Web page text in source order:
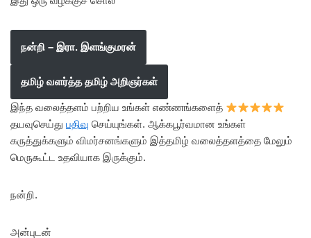
நன்றி – இரா. இளங்குமரன்
தமிழ் வளர்த்த தமிழ் அறிஞர்கள்
இந்த வலைத்தளம் பற்றிய உங்கள் எண்ணங்களைத்
தயவுசெய்து பதிவு செய்யுங்கள். ஆக்கபூர்வமான உங்கள்
கருத்துக்களும் விமர்சனங்களும் இத்தமிழ் வலைத்தளத்தை மேலும்
மெருகூட்ட உதவியாக இருக்கும்.
நன்றி.
அன்புடன்